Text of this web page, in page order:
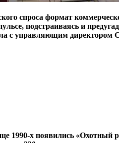
спроса формат
подстраиваясь и
с управляющим
1990-х появились